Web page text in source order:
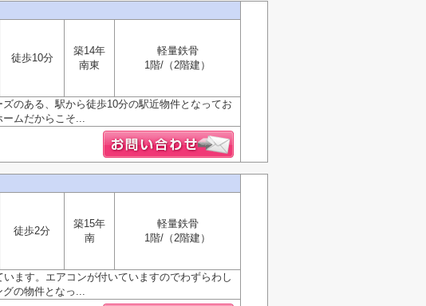
徒歩10分
築14年
南東
軽量鉄骨
1階/（2階建）
のある、駅から徒歩10分の駅近物件となってお
ームだからこそ...
徒歩2分
築15年
南
軽量鉄骨
1階/（2階建）
ます。エアコンが付いていますのでわずらわし
の物件となっ...